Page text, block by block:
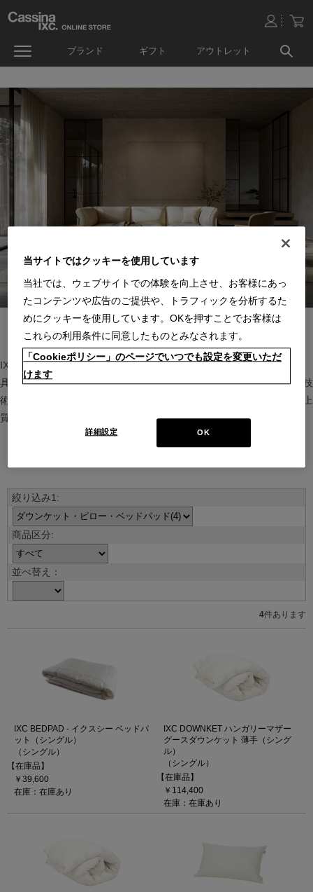
ブランド ギフト アウトレット
IXC（イクスシー）は、”Emotional Minimalism”を掲げるグローバル家
具ブランド。ヨーロッパの家具文化と日本の美意識を融合し、素材や技
術を活かした持続可能で洗練されたインテリアを提案。長く愛される上
質な暮らしを届けます。
並べ替え：
4件あります
IXC BEDPAD - イクスシー ベッドパ
ット（シングル）
（シングル）
【在庫品】
￥39,600
在庫：在庫あり
IXC DOWNKET ハンガリーマザー
グースダウンケット 薄手（シング
ル）
（シングル）
【在庫品】
￥114,400
在庫：在庫あり
当サイトではクッキーを使用しています
当社では、ウェブサイトでの体験を向上させ、お客様にあっ
たコンテンツや広告のご提供や、トラフィックを分析するた
めにクッキーを使用しています。OKを押すことでお客様は
これらの利用条件に同意したものとみなされます。
「Cookieポリシー」のページでいつでも設定を変更いただ
けます
OK
詳細設定